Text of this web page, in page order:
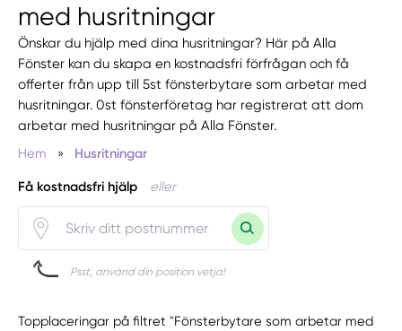
med husritningar
Önskar du hjälp med dina husritningar? Här på Alla
Fönster kan du skapa en kostnadsfri förfrågan och få
offerter från upp till 5st fönsterbytare som arbetar med
husritningar. 0st fönsterföretag har registrerat att dom
arbetar med husritningar på Alla Fönster.
Hem
» Husritningar
Få kostnadsfri hjälp eller
Psst, använd din position vetja!
Topplaceringar på filtret "Fönsterbytare som arbetar med